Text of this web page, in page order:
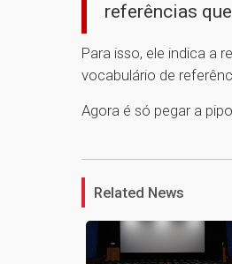
referências
Para isso, ele indica a
vocabulário de
Agora é só pegar a
Related News